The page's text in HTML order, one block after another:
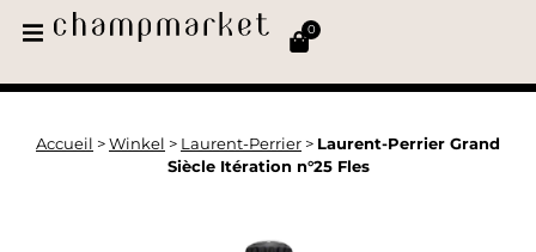
0
Accueil > Winkel > Laurent-Perrier > Laurent-Perrier Grand
Siècle Itération n°25 Fles